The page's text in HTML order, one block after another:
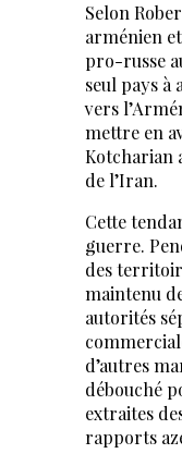
Selon
arménien
pro-russe
seul pays à
vers
mettre en
Kotcharian
de l’Iran.
Cette
guerre.
des
maintenu
autorités
d’autres
débouché
extraites
rapports